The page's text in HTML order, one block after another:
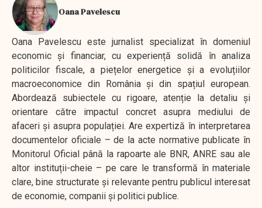
Oana Pavelescu
Oana Pavelescu este jurnalist specializat în domeniul
economic și financiar, cu experiență solidă în analiza
politicilor fiscale, a piețelor energetice și a evoluțiilor
macroeconomice din România și din spațiul european.
Abordează subiectele cu rigoare, atenție la detaliu și
orientare către impactul concret asupra mediului de
afaceri și asupra populației. Are expertiză în interpretarea
documentelor oficiale – de la acte normative publicate în
Monitorul Oficial până la rapoarte ale BNR, ANRE sau ale
altor instituții-cheie – pe care le transformă în materiale
clare, bine structurate și relevante pentru publicul interesat
de economie, companii și politici publice.